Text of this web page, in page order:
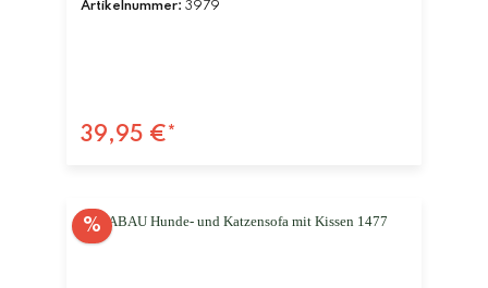
Artikelnummer: 3979
39,95 €*
%